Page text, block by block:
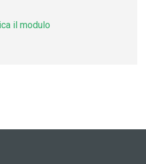
il modulo